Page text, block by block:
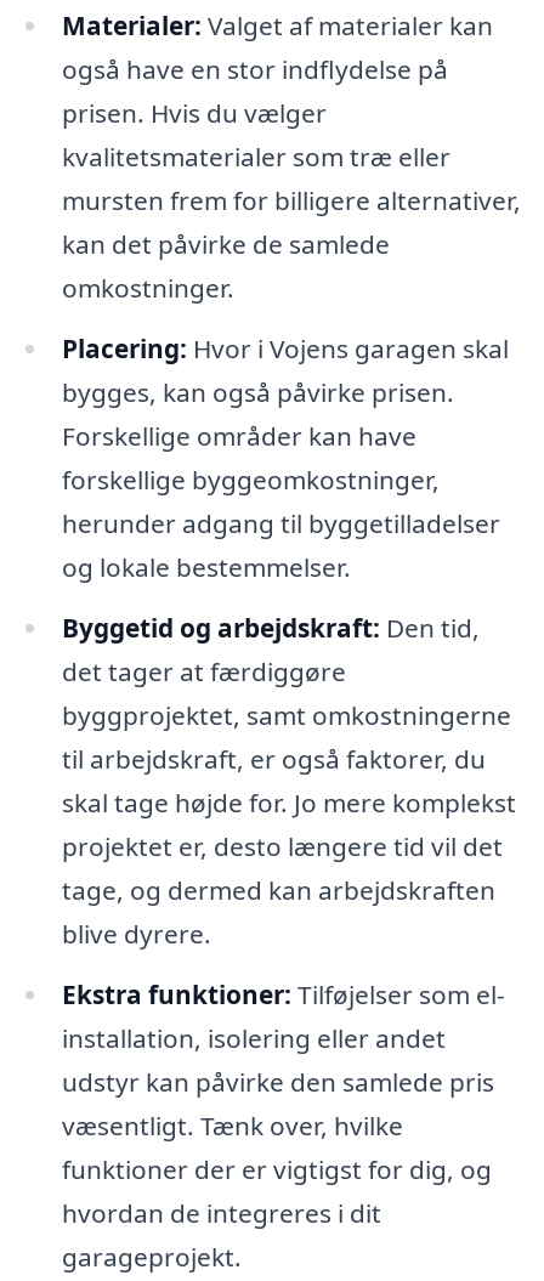
Materialer: Valget af materialer kan
også have en stor indflydelse på
prisen. Hvis du vælger
kvalitetsmaterialer som træ eller
mursten frem for billigere alternativer,
kan det påvirke de samlede
omkostninger.
Placering: Hvor i Vojens garagen skal
bygges, kan også påvirke prisen.
Forskellige områder kan have
forskellige byggeomkostninger,
herunder adgang til byggetilladelser
og lokale bestemmelser.
Byggetid og arbejdskraft: Den tid,
det tager at færdiggøre
byggprojektet, samt omkostningerne
til arbejdskraft, er også faktorer, du
skal tage højde for. Jo mere komplekst
projektet er, desto længere tid vil det
tage, og dermed kan arbejdskraften
blive dyrere.
Ekstra funktioner: Tilføjelser som el-
installation, isolering eller andet
udstyr kan påvirke den samlede pris
væsentligt. Tænk over, hvilke
funktioner der er vigtigst for dig, og
hvordan de integreres i dit
garageprojekt.